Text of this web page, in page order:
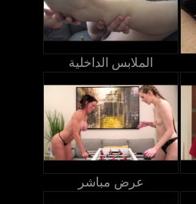
الملابس الداخلية
عرض مباشر